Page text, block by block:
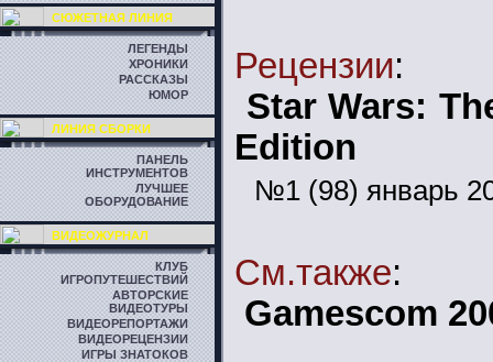
СЮЖЕТНАЯ ЛИНИЯ
ЛЕГЕНДЫ
ХРОНИКИ
РАССКАЗЫ
ЮМОР
ЛИНИЯ СБОРКИ
ПАНЕЛЬ
ИНСТРУМЕНТОВ
ЛУЧШЕЕ
ОБОРУДОВАНИЕ
ВИДЕОЖУРНАЛ
КЛУБ
ИГРОПУТЕШЕСТВИЙ
АВТОРСКИЕ
ВИДЕОТУРЫ
ВИДЕОРЕПОРТАЖИ
ВИДЕОРЕЦЕНЗИИ
ИГРЫ ЗНАТОКОВ
Рецензии:
Star Wars:
Edition
№1 (98) январь
См.также:
Gamescom